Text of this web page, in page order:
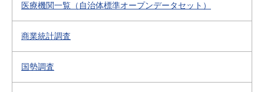
医療機関一覧（自治体標準オープンデータセット）
商業統計調査
国勢調査